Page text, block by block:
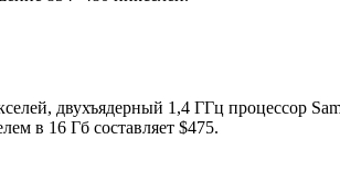
двухъядерный 1,4 ГГц процессор
в 16 Гб составляет $475.